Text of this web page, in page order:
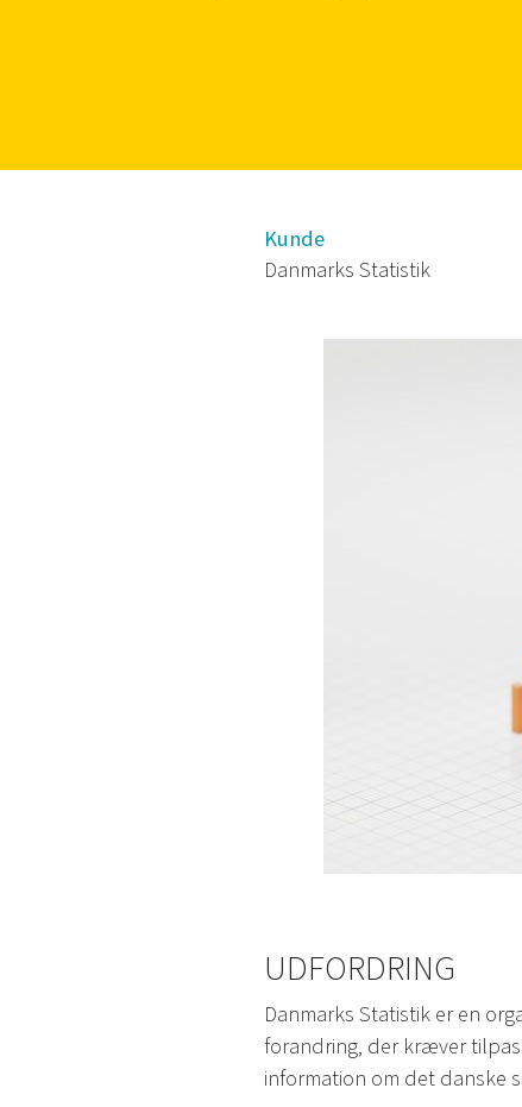
Kunde
Danmarks Statistik
UDFORDRING
Danmarks Statistik er en
forandring, der kræver
information om det danske